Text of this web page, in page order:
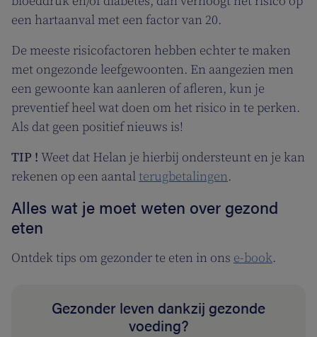
een hartaanval met een factor van 20.
De meeste risicofactoren hebben echter te maken
met ongezonde leefgewoonten. En aangezien men
een gewoonte kan aanleren of afleren, kun je
preventief heel wat doen om het risico in te perken.
Als dat geen positief nieuws is!
TIP ! Weet dat Helan je hierbij ondersteunt en je kan
rekenen op een aantalterugbetalingen.
Alles wat je moet weten over gezond
eten
Ontdek tips om gezonder te eten in ons e-book.
Gezonder leven dankzij gezonde
voeding?